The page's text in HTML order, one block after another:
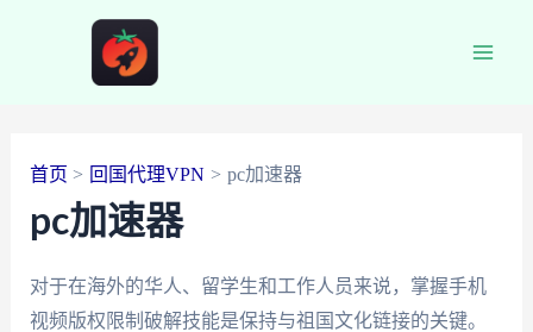
首页 回国代理VPN pc加速器
pc加速器
对于在海外的华人、留学生和工作人员来说，掌握手机
视频版权限制破解技能是保持与祖国文化链接的关键。